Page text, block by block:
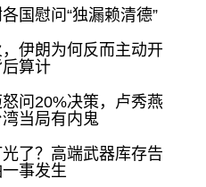
国慰问“独漏赖清德”
伊朗为何反而主动开
算计
问20%决策，卢秀燕
当局有内鬼
了？高端武器库存告
事发生